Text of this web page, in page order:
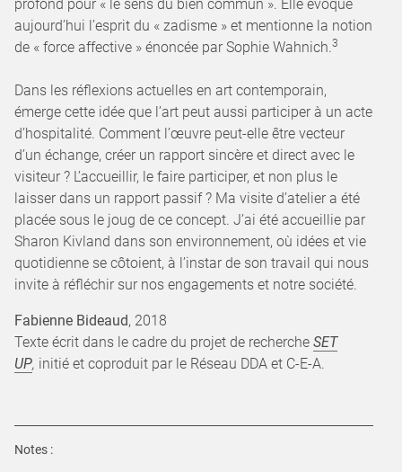
profond pour « le sens du bien commun ». Elle évoque
aujourd’hui l’esprit du « zadisme » et mentionne la notion
de « force affective » énoncée par Sophie Wahnich.3
Dans les réflexions actuelles en art contemporain,
émerge cette idée que l’art peut aussi participer à un acte
d’hospitalité. Comment l’œuvre peut-elle être vecteur
d’un échange, créer un rapport sincère et direct avec le
visiteur ? L’accueillir, le faire participer, et non plus le
laisser dans un rapport passif ? Ma visite d’atelier a été
placée sous le joug de ce concept. J’ai été accueillie par
Sharon Kivland dans son environnement, où idées et vie
quotidienne se côtoient, à l’instar de son travail qui nous
invite à réfléchir sur nos engagements et notre société.
Fabienne Bideaud, 2018
Texte écrit dans le cadre du projet de recherche SET
UP, initié et coproduit par le Réseau DDA et C-E-A.
Notes :